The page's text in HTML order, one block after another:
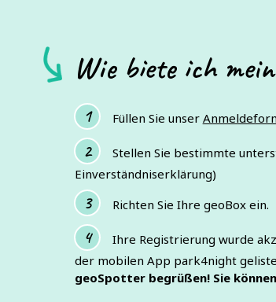
Wie biete ich
Füllen Sie unser
Stellen Sie bestimmte
Einverständniserklärung)
Richten Sie Ihre geoBox ein.
Ihre Registrierung wurde
der mobilen App park4night
geoSpotter begrüßen! Sie